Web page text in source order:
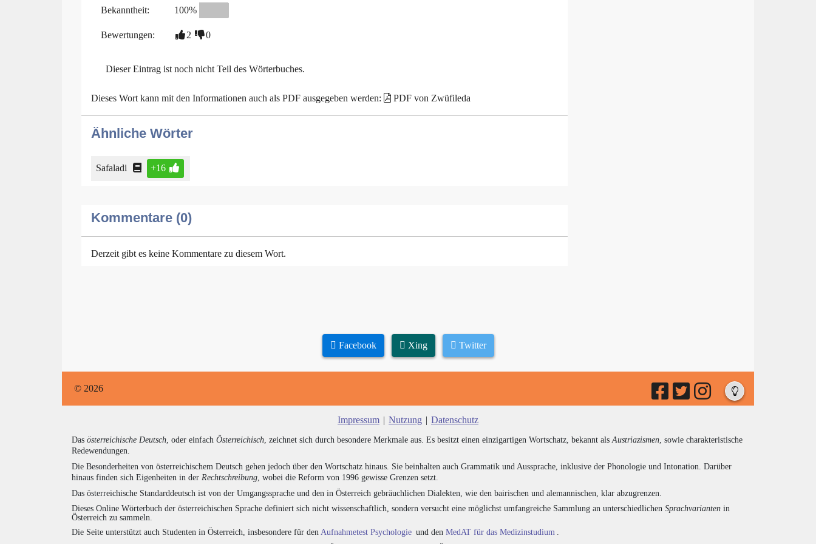
Bekanntheit: 100%
Bewertungen: 2 0
Dieser Eintrag ist noch nicht Teil des Wörterbuches.
Dieses Wort kann mit den Informationen auch als PDF ausgegeben werden: PDF von Zwüfileda
Ähnliche Wörter
Safaladi +16
Kommentare (0)
Derzeit gibt es keine Kommentare zu diesem Wort.
Facebook Xing Twitter
© 2026
Impressum | Nutzung | Datenschutz
Das österreichische Deutsch, oder einfach Österreichisch, zeichnet sich durch besondere Merkmale aus. Es besitzt einen einzigartigen Wortschatz, bekannt alsAustriazismen, sowie charakteristische
Redewendungen.
Die Besonderheiten von österreichischem Deutsch gehen jedoch über den Wortschatz hinaus. Sie beinhalten auch Grammatik und Aussprache, inklusive der Phonologie und Intonation. Darüber
hinaus finden sich Eigenheiten in der Rechtschreibung, wobei die Reform von 1996 gewisse Grenzen setzt.
Das österreichische Standarddeutsch ist von der Umgangssprache und den in Österreich gebräuchlichen Dialekten, wie den bairischen und alemannischen, klar abzugrenzen.
Dieses Online Wörterbuch der österreichischen Sprache definiert sich nicht wissenschaftlich, sondern versucht eine möglichst umfangreiche Sammlung an unterschiedlichen Sprachvarianten in
Österreich zu sammeln.
Die Seite unterstützt auch Studenten in Österreich, insbesondere für den Aufnahmetest Psychologie und den MedAT für das Medizinstudium .